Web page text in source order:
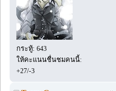
กระทู้: 643
ให้คะแนนชื่นชมคนนี้:
+27/-3